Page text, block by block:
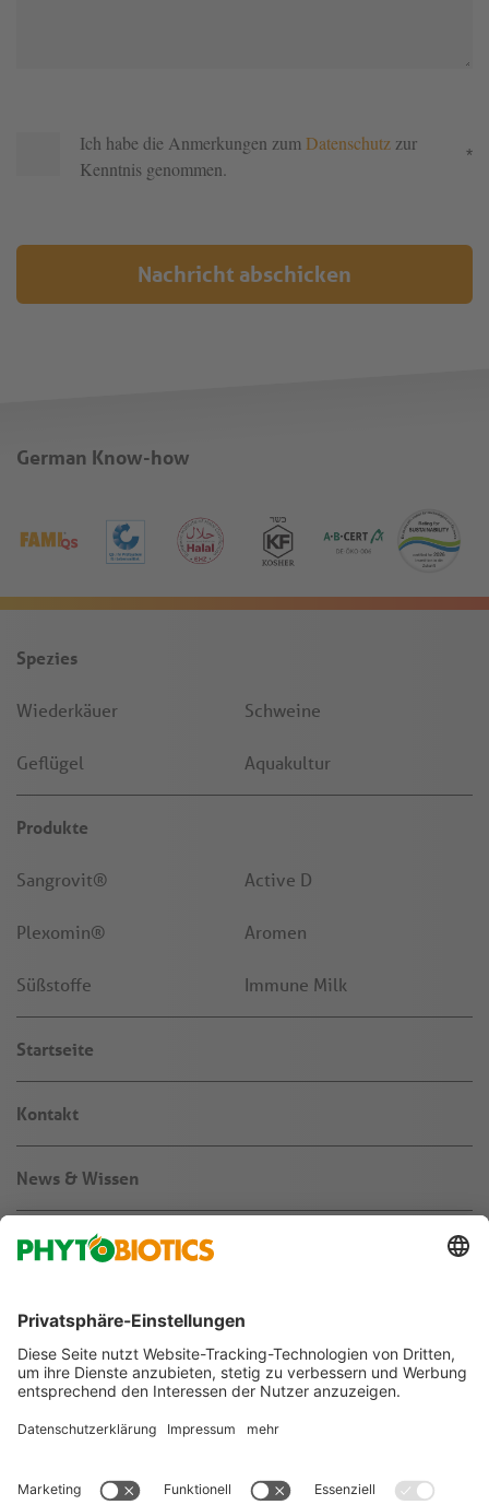
Ich habe die Anmerkungen zum Datenschutz zur
Kenntnis genommen.
*
Nachricht abschicken
German Know-how
Spezies
Wiederkäuer Schweine
Geflügel Aquakultur
Produkte
Sangrovit® Active D
Plexomin® Aromen
Süßstoffe Immune Milk
Startseite
Kontakt
News & Wissen
Über uns
Agribusiness
Folgen Sie uns auf